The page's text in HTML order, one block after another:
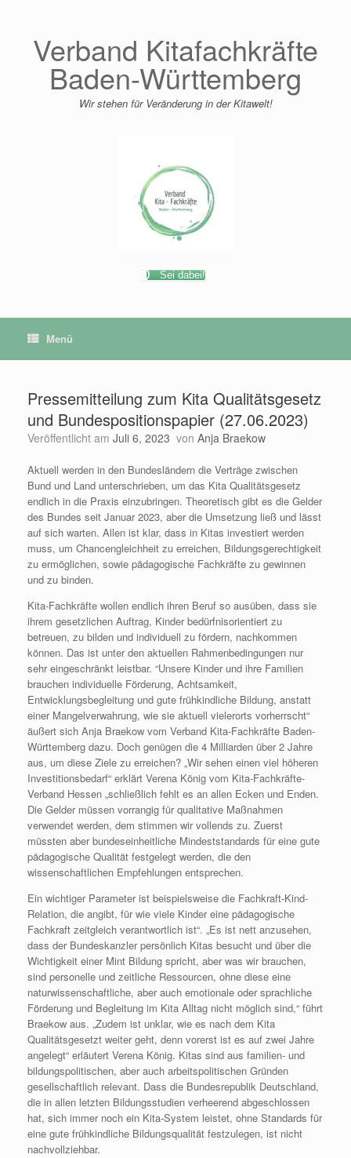
Verband Kitafachkräfte
Baden-Württemberg
Wir stehen für Veränderung in der Kitawelt!
Sei dabei!
Menü
Pressemitteilung zum Kita Qualitätsgesetz
und Bundespositionspapier (27.06.2023)
Veröffentlicht am Juli 6, 2023 von Anja Braekow
Aktuell werden in den Bundesländern die Verträge zwischen
Bund und Land unterschrieben, um das Kita Qualitätsgesetz
endlich in die Praxis einzubringen. Theoretisch gibt es die Gelder
des Bundes seit Januar 2023, aber die Umsetzung ließ und lässt
auf sich warten. Allen ist klar, dass in Kitas investiert werden
muss, um Chancengleichheit zu erreichen, Bildungsgerechtigkeit
zu ermöglichen, sowie pädagogische Fachkräfte zu gewinnen
und zu binden.
Kita-Fachkräfte wollen endlich ihren Beruf so ausüben, dass sie
ihrem gesetzlichen Auftrag, Kinder bedürfnisorientiert zu
betreuen, zu bilden und individuell zu fördern, nachkommen
können. Das ist unter den aktuellen Rahmenbedingungen nur
sehr eingeschränkt leistbar. “Unsere Kinder und ihre Familien
brauchen individuelle Förderung, Achtsamkeit,
Entwicklungsbegleitung und gute frühkindliche Bildung, anstatt
einer Mangelverwahrung, wie sie aktuell vielerorts vorherrscht“
äußert sich Anja Braekow vom Verband Kita-Fachkräfte Baden-
Württemberg dazu. Doch genügen die 4 Milliarden über 2 Jahre
aus, um diese Ziele zu erreichen? „Wir sehen einen viel höheren
Investitionsbedarf“ erklärt Verena König vom Kita-Fachkräfte-
Verband Hessen „schließlich fehlt es an allen Ecken und Enden.
Die Gelder müssen vorrangig für qualitative Maßnahmen
verwendet werden, dem stimmen wir vollends zu. Zuerst
müssten aber bundeseinheitliche Mindeststandards für eine gute
pädagogische Qualität festgelegt werden, die den
wissenschaftlichen Empfehlungen entsprechen.
Ein wichtiger Parameter ist beispielsweise die Fachkraft-Kind-
Relation, die angibt, für wie viele Kinder eine pädagogische
Fachkraft zeitgleich verantwortlich ist“. „Es ist nett anzusehen,
dass der Bundeskanzler persönlich Kitas besucht und über die
Wichtigkeit einer Mint Bildung spricht, aber was wir brauchen,
sind personelle und zeitliche Ressourcen, ohne diese eine
naturwissenschaftliche, aber auch emotionale oder sprachliche
Förderung und Begleitung im Kita Alltag nicht möglich sind,“ führt
Braekow aus. „Zudem ist unklar, wie es nach dem Kita
Qualitätsgesetzt weiter geht, denn vorerst ist es auf zwei Jahre
angelegt“ erläutert Verena König. Kitas sind aus familien- und
bildungspolitischen, aber auch arbeitspolitischen Gründen
gesellschaftlich relevant. Dass die Bundesrepublik Deutschland,
die in allen letzten Bildungsstudien verheerend abgeschlossen
hat, sich immer noch ein Kita-System leistet, ohne Standards für
eine gute frühkindliche Bildungsqualität festzulegen, ist nicht
nachvollziehbar.